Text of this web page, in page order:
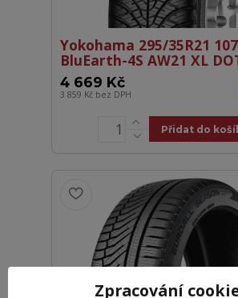
Yokohama 295/35R21
BluEarth-4S AW21 XL
4 669 Kč
3 859 Kč bez DPH
Přidat do
Zpracování